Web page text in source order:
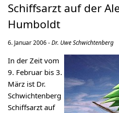
Schiffsarzt auf der
Humboldt
6. Januar 2006 -Dr. Uwe Schwichtenberg
In der Zeit vom
9. Februar bis 3.
März ist Dr.
Schwichtenberg
Schiffsarzt auf